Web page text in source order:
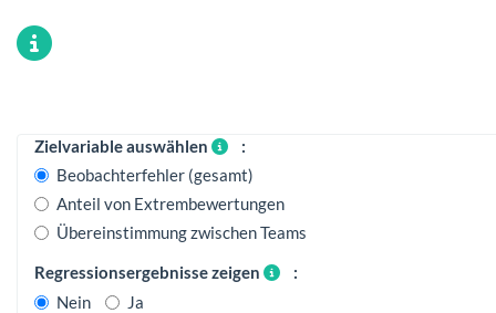
Zielvariable auswählen
:
Beobachterfehler (gesamt)
Anteil von Extrembewertungen
Übereinstimmung zwischen Teams
Regressionsergebnisse zeigen
:
Nein
Ja